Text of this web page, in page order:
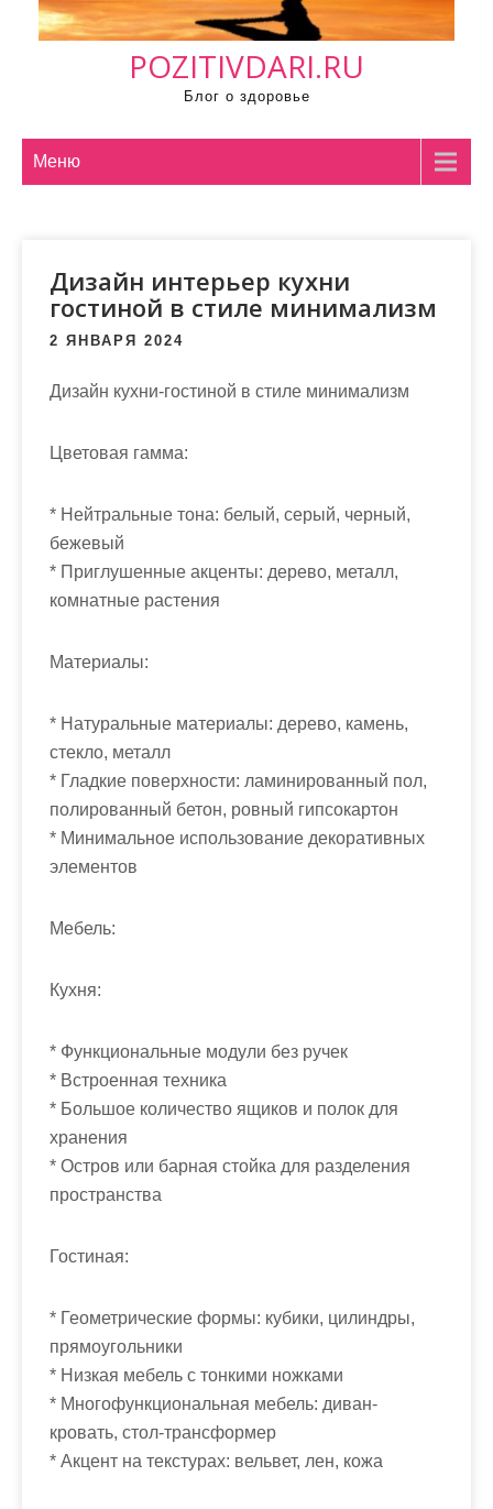
POZITIVDARI.RU
Блог о здоровье
Меню
Дизайн интерьер кухни
гостиной в стиле минимализм
2 ЯНВАРЯ 2024
Дизайн кухни-гостиной в стиле минимализм
Цветовая гамма:
* Нейтральные тона: белый, серый, черный,
бежевый
* Приглушенные акценты: дерево, металл,
комнатные растения
Материалы:
* Натуральные материалы: дерево, камень,
стекло, металл
* Гладкие поверхности: ламинированный пол,
полированный бетон, ровный гипсокартон
* Минимальное использование декоративных
элементов
Мебель:
Кухня:
* Функциональные модули без ручек
* Встроенная техника
* Большое количество ящиков и полок для
хранения
* Остров или барная стойка для разделения
пространства
Гостиная:
* Геометрические формы: кубики, цилиндры,
прямоугольники
* Низкая мебель с тонкими ножками
* Многофункциональная мебель: диван-
кровать, стол-трансформер
* Акцент на текстурах: вельвет, лен, кожа